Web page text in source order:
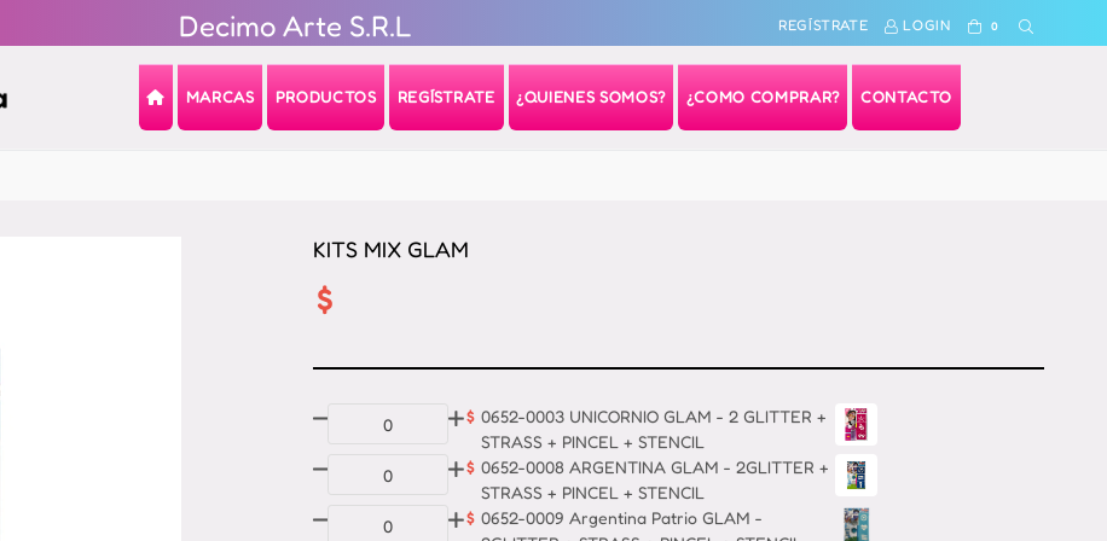
Decimo Arte S.R.L REGÍSTRATE LOGIN 0
MARCAS PRODUCTOS REGÍSTRATE ¿QUIENES SOMOS? ¿COMO COMPRAR? CONTACTO
KITS MIX GLAM
$
$ 0652-0003 UNICORNIO GLAM - 2 GLITTER +
STRASS + PINCEL + STENCIL
$ 0652-0008 ARGENTINA GLAM - 2GLITTER +
STRASS + PINCEL + STENCIL
$ 0652-0009 Argentina Patrio GLAM -